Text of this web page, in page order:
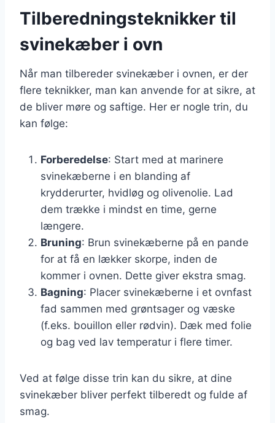
Tilberedningsteknikker til
svinekæber i ovn
Når man tilbereder svinekæber i ovnen, er der
flere teknikker, man kan anvende for at sikre, at
de bliver møre og saftige. Her er nogle trin, du
kan følge:
Forberedelse: Start med at marinere
svinekæberne i en blanding af
krydderurter, hvidløg og olivenolie. Lad
dem trække i mindst en time, gerne
længere.
Bruning: Brun svinekæberne på en pande
for at få en lækker skorpe, inden de
kommer i ovnen. Dette giver ekstra smag.
Bagning: Placer svinekæberne i et ovnfast
fad sammen med grøntsager og væske
(f.eks. bouillon eller rødvin). Dæk med folie
og bag ved lav temperatur i flere timer.
Ved at følge disse trin kan du sikre, at dine
svinekæber bliver perfekt tilberedt og fulde af
smag.